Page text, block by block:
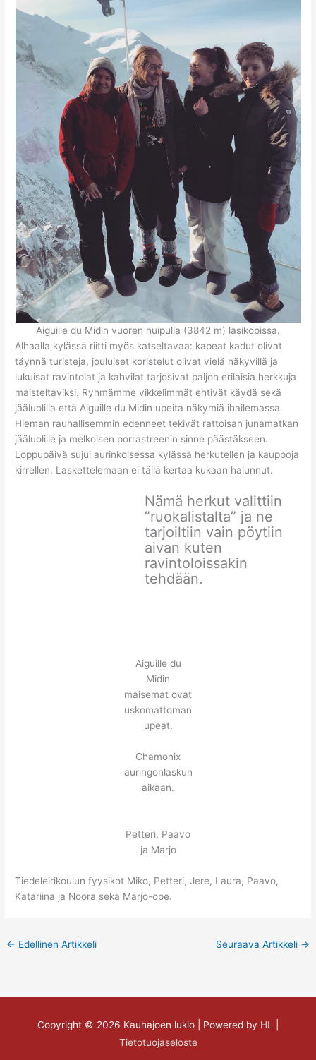
Aiguille du Midin vuoren huipulla (3842 m) lasikopissa.
Alhaalla kylässä riitti myös katseltavaa: kapeat kadut olivat
täynnä turisteja, jouluiset koristelut olivat vielä näkyvillä ja
lukuisat ravintolat ja kahvilat tarjosivat paljon erilaisia herkkuja
maisteltaviksi. Ryhmämme vikkelimmät ehtivät käydä sekä
jääluolilla että Aiguille du Midin upeita näkymiä ihailemassa.
Hieman rauhallisemmin edenneet tekivät rattoisan junamatkan
jääluolille ja melkoisen porrastreenin sinne päästäkseen.
Loppupäivä sujui aurinkoisessa kylässä herkutellen ja kauppoja
kirrellen. Laskettelemaan ei tällä kertaa kukaan halunnut.
Nämä herkut valittiin
”ruokalistalta” ja ne
tarjoiltiin vain pöytiin
aivan kuten
ravintoloissakin
tehdään.
Aiguille du
Midin
maisemat ovat
uskomattoman
upeat.
Chamonix
auringonlaskun
aikaan.
Petteri, Paavo
ja Marjo
Tiedeleirikoulun fyysikot Miko, Petteri, Jere, Laura, Paavo,
Katariina ja Noora sekä Marjo-ope.
← Edellinen Artikkeli Seuraava Artikkeli →
Copyright © 2026 Kauhajoen lukio | Powered by HL
Tietotuojaseloste